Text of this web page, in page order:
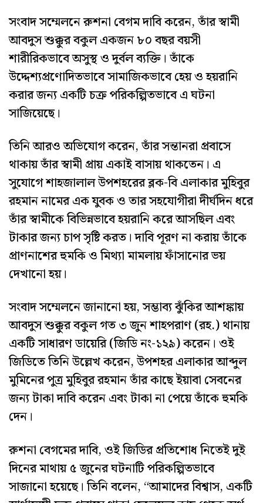
সংবাদ সম্মেলনে রুশনা বেগম দাবি করেন, তাঁর স্বামী
আবদুস শুক্কুর বকুল একজন ৮০ বছর বয়সী
শারীরিকভাবে অসুস্থ ও দুর্বল ব্যক্তি। তাঁকে
উদ্দেশ্যপ্রণোদিতভাবে সামাজিকভাবে হেয় ও হয়রানি
করার জন্য একটি চক্র পরিকল্পিতভাবে এ ঘটনা
সাজিয়েছে।
তিনি আরও অভিযোগ করেন, তাঁর সন্তানরা প্রবাসে
থাকায় তাঁর স্বামী প্রায় একাই বাসায় থাকতেন। এ
সুযোগে শাহজালাল উপশহরের ব্লক-বি এলাকার মুহিবুর
রহমান নামের এক যুবক ও তার সহযোগীরা দীর্ঘদিন ধরে
তাঁর স্বামীকে বিভিন্নভাবে হয়রানি করে আসছিল এবং
টাকার জন্য চাপ সৃষ্টি করত। দাবি পূরণ না করায় তাঁকে
প্রাণনাশের হুমকি ও মিথ্যা মামলায় ফাঁসানোর ভয়
দেখানো হয়।
সংবাদ সম্মেলনে জানানো হয়, সম্ভাব্য ঝুঁকির আশঙ্কায়
আবদুস শুক্কুর বকুল গত ৩ জুন শাহপরাণ (রহ.) থানায়
একটি সাধারণ ডায়েরি (জিডি নং-১২৯) করেন। ওই
জিডিতে তিনি উল্লেখ করেন, উপশহর এলাকার আব্দুল
মুমিনের পুত্র মুহিবুর রহমান তাঁর কাছে ইয়াবা সেবনের
জন্য টাকা দাবি করেন এবং টাকা না পেয়ে তাঁকে হুমকি
দেন।
রুশনা বেগমের দাবি, ওই জিডির প্রতিশোধ নিতেই দুই
দিনের মাথায় ৫ জুনের ঘটনাটি পরিকল্পিতভাবে
সাজানো হয়েছে। তিনি বলেন, “আমাদের বিশ্বাস, একটি